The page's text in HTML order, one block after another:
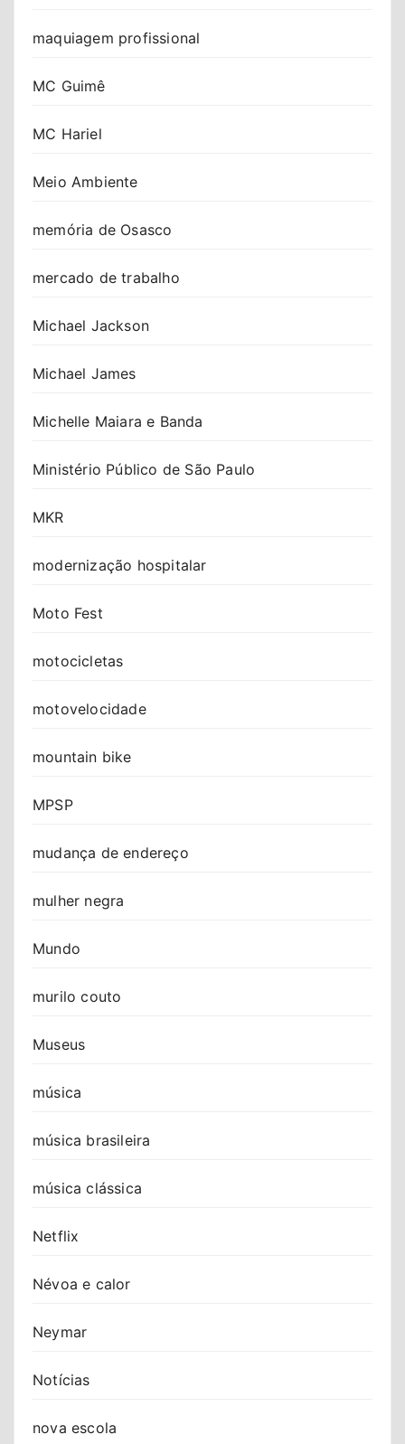
maquiagem profissional
MC Guimê
MC Hariel
Meio Ambiente
memória de Osasco
mercado de trabalho
Michael Jackson
Michael James
Michelle Maiara e Banda
Ministério Público de São Paulo
MKR
modernização hospitalar
Moto Fest
motocicletas
motovelocidade
mountain bike
MPSP
mudança de endereço
mulher negra
Mundo
murilo couto
Museus
música
música brasileira
música clássica
Netflix
Névoa e calor
Neymar
Notícias
nova escola